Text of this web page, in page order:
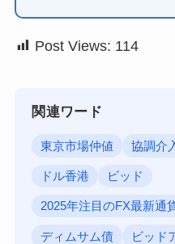
Post Views: 114
関連ワード
東京市場仲値 協調介
ドル香港 ビッド
2025年注目のFX最新通
ディムサム債 ビッド